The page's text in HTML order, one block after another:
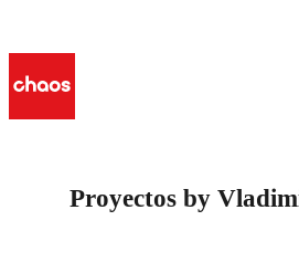
Proyectos by